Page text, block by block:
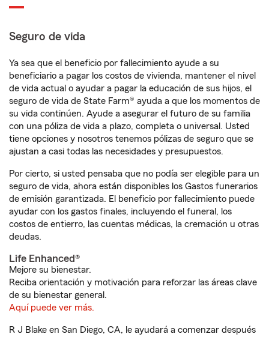
Seguro de vida
Ya sea que el beneficio por fallecimiento ayude a su
beneficiario a pagar los costos de vivienda, mantener el nivel
de vida actual o ayudar a pagar la educación de sus hijos, el
seguro de vida de State Farm® ayuda a que los momentos de
su vida continúen. Ayude a asegurar el futuro de su familia
con una póliza de vida a plazo, completa o universal. Usted
tiene opciones y nosotros tenemos pólizas de seguro que se
ajustan a casi todas las necesidades y presupuestos.
Por cierto, si usted pensaba que no podía ser elegible para un
seguro de vida, ahora están disponibles los Gastos funerarios
de emisión garantizada. El beneficio por fallecimiento puede
ayudar con los gastos finales, incluyendo el funeral, los
costos de entierro, las cuentas médicas, la cremación u otras
deudas.
Life Enhanced®
Mejore su bienestar.
Reciba orientación y motivación para reforzar las áreas clave
de su bienestar general.
Aquí puede ver más.
R J Blake en San Diego, CA, le ayudará a comenzar después